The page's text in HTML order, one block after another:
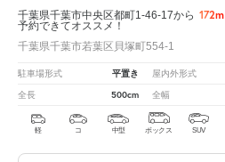
千葉県千葉市中央区都町1-46-17から 172m
予約できてオススメ！
千葉県千葉市若葉区貝塚町554-1
駐車場形式 平置き 屋内外形式
全長 500cm 全幅
軽 コ 中型 ボックス SUV